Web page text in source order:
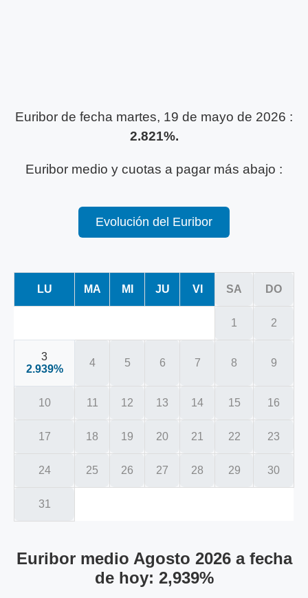
Euribor de fecha martes, 19 de mayo de 2026 :
2.821%.
Euribor medio y cuotas a pagar más abajo :
Evolución del Euribor
LU MA MI JU VI SA DO
1 2
3
2.939%
4 5 6 7 8 9
10 11 12 13 14 15 16
17 18 19 20 21 22 23
24 25 26 27 28 29 30
31
Euribor medio Agosto 2026a fecha
de hoy: 2,939%